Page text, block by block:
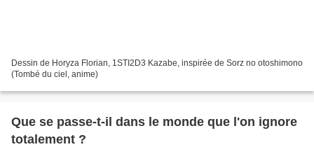
Dessin de Horyza Florian, 1STI2D3 Kazabe, inspirée de Sorz no otoshimono
(Tombé du ciel, anime)
Que se passe-t-il dans le monde que l'on ignore
totalement ?